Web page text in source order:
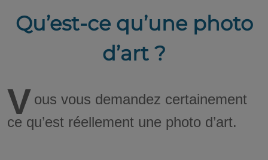
Qu’est-ce qu’une photo
d’art ?
V ous vous demandez certainement
ce qu’est réellement une photo d’art.